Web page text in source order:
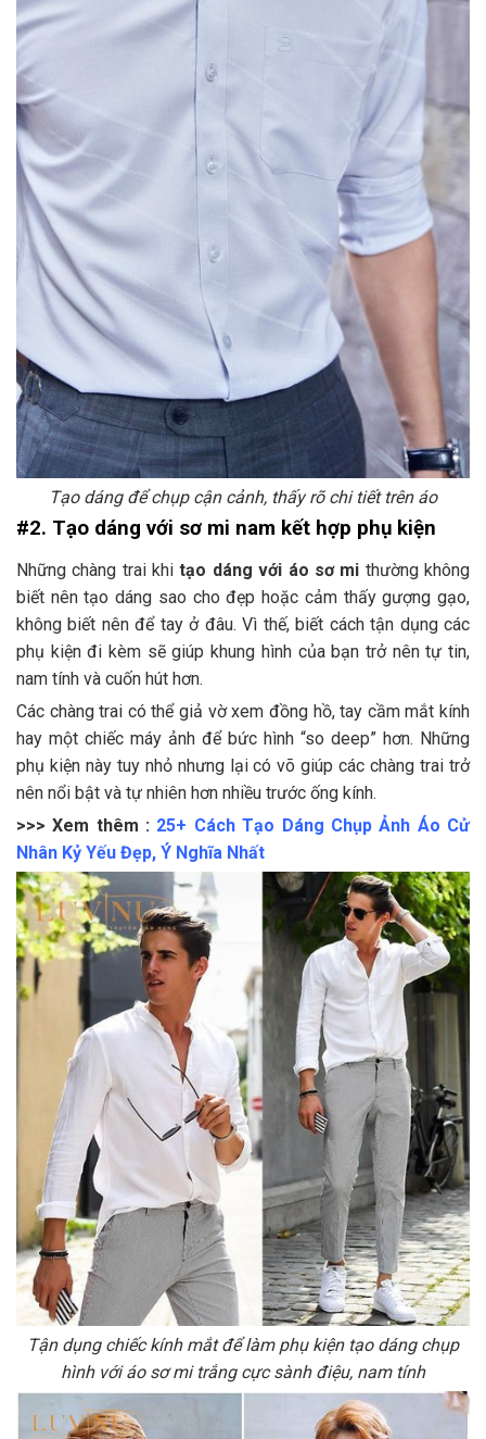
Tạo dáng để chụp cận cảnh, thấy rõ chi tiết trên áo
#2. Tạo dáng với sơ mi nam kết hợp phụ kiện
Những chàng trai khitạo dáng với áo sơ mi thường không
biết nên tạo dáng sao cho đẹp hoặc cảm thấy gượng gạo,
không biết nên để tay ở đâu. Vì thế, biết cách tận dụng các
phụ kiện đi kèm sẽ giúp khung hình của bạn trở nên tự tin,
nam tính và cuốn hút hơn.
Các chàng trai có thể giả vờ xem đồng hồ, tay cầm mắt kính
hay một chiếc máy ảnh để bức hình “so deep” hơn. Những
phụ kiện này tuy nhỏ nhưng lại có võ giúp các chàng trai trở
nên nổi bật và tự nhiên hơn nhiều trước ống kính.
>>> Xem thêm : 25+ Cách Tạo Dáng Chụp Ảnh Áo Cử
Nhân Kỷ Yếu Đẹp, Ý Nghĩa Nhất
Tận dụng chiếc kính mắt để làm phụ kiện tạo dáng chụp
hình với áo sơ mi trắng cực sành điệu, nam tính